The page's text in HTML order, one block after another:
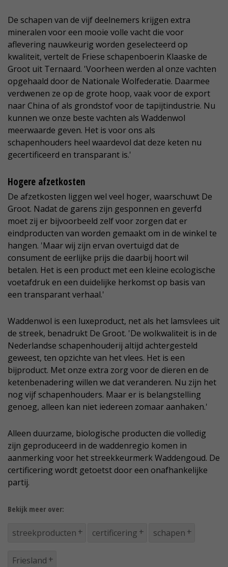
De schapen van de vijf deelnemers krijgen extra
mineralen voor een mooie volle vacht die voor
aflevering nauwkeurig worden geselecteerd op
kwaliteit, vertelt de Friese schapenboerin Klaaske de
Groot uit Ternaard. 'Voorheen werden al onze vachten
opgehaald door de Nationale Wolfederatie. Daarmee
verdwenen ze op de grote hoop, vaak voor de export
naar China of als grondstof voor de tapijtindustrie. Nu
kunnen we onze beste vachten als Waddenwol
meerwaarde geven. Het is voor ons als
schapenhouders heel waardevol dat deze keten nu
gecertificeerd en transparant is.'
Hogere afzetkosten
De afzetkosten liggen wel veel hoger, waarschuwt De
Groot. Nadat de garens zijn gesponnen en geverfd
moet zij er bijvoorbeeld zelf voor zorgen dat er
eindproducten van worden gemaakt om in de winkel te
hangen. 'Maar wij zijn ervan overtuigd dat de
consument de eerlijke prijs die daarbij hoort wil
betalen. Het is een product met een kleine ecologische
voetafdruk en een duidelijke herkomst op basis van
een transparant verhaal.'
Waddenwol is een luxeproduct, net als het lamsvlees uit
de streek, benadrukt De Groot. 'De wolkwaliteit is in de
Nederlandse schapenhouderij altijd achtergesteld
geweest, ten opzichte van het vlees. Het is een
bijproduct. Met onze extra zorg voor de dieren en de
ketenbenadering willen we dat veranderen. Nu zijn het
nog vijf schapenhouders. Maar er is belangstelling
genoeg, alleen kan niet iedereen zomaar aanhaken.'
Alleen duurzame, biologische producten die volledig
zijn geproduceerd in de waddenregio komen in
aanmerking voor het streekkeurmerk Waddengoud. De
certificering wordt getoetst door een onafhankelijke
partij.
Bekijk meer over:
streekproducten certificering schapen
Friesland